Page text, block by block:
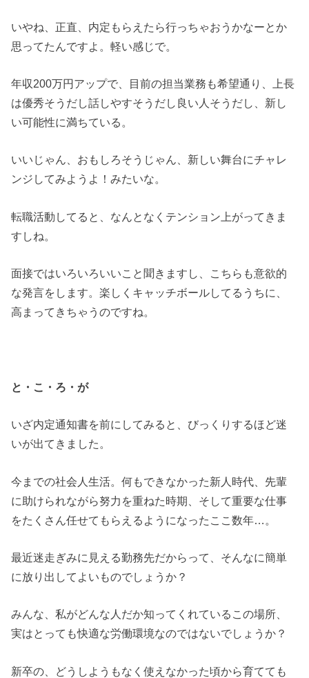
いやね、正直、内定もらえたら行っちゃおうかなーとか
思ってたんですよ。軽い感じで。
年収200万円アップで、目前の担当業務も希望通り、上長
は優秀そうだし話しやすそうだし良い人そうだし、新し
い可能性に満ちている。
いいじゃん、おもしろそうじゃん、新しい舞台にチャレ
ンジしてみようよ！みたいな。
転職活動してると、なんとなくテンション上がってきま
すしね。
面接ではいろいろいいこと聞きますし、こちらも意欲的
な発言をします。楽しくキャッチボールしてるうちに、
高まってきちゃうのですね。
と・こ・ろ・が
いざ内定通知書を前にしてみると、びっくりするほど迷
いが出てきました。
今までの社会人生活。何もできなかった新人時代、先輩
に助けられながら努力を重ねた時期、そして重要な仕事
をたくさん任せてもらえるようになったここ数年…。
最近迷走ぎみに見える勤務先だからって、そんなに簡単
に放り出してよいものでしょうか？
みんな、私がどんな人だか知ってくれているこの場所、
実はとっても快適な労働環境なのではないでしょうか？
新卒の、どうしようもなく使えなかった頃から育てても